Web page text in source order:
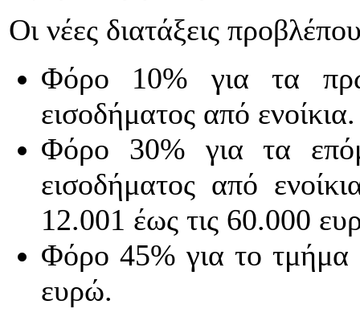
Οι νέες διατάξεις
Φόρο 10% για τα
εισοδήματος από ενοίκια.
Φόρο 30% για τα
εισοδήματος από
12.001 έως τις 60.000
Φόρο 45% για το τμήμα
ευρώ.